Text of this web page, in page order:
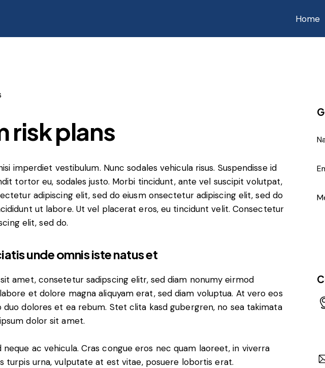
Home
risk plans
imperdiet vestibulum. Nunc sodales vehicula risus. Suspendisse id
tortor eu, sodales justo. Morbi tincidunt, ante vel suscipit volutpat,
adipiscing elit, sed do eiusm onsectetur adipiscing elit, sed do
ut labore. Ut vel placerat eros, eu tincidunt velit. Consectetur
elit, sed do.
unde omnis iste natus et
amet, consetetur sadipscing elitr, sed diam nonumy eirmod
et dolore magna aliquyam erat, sed diam voluptua. At vero eos
dolores et ea rebum. Stet clita kasd gubergren, no sea takimata
dolor sit amet.
neque ac vehicula. Cras congue eros nec quam laoreet, in viverra
turpis urna, vulputate at est vitae, posuere lobortis erat.